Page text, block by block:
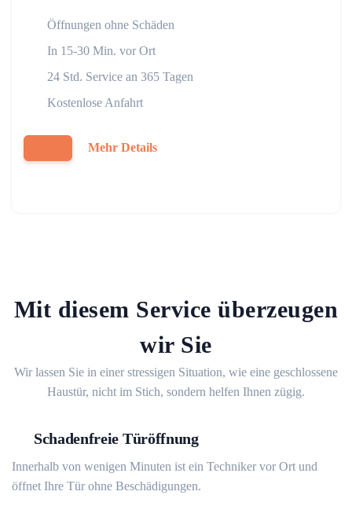
Öffnungen ohne Schäden
In 15-30 Min. vor Ort
24 Std. Service an 365 Tagen
Kostenlose Anfahrt
Mehr Details
Mit diesem Service überzeugen
wir Sie
Wir lassen Sie in einer stressigen Situation, wie eine geschlossene
Haustür, nicht im Stich, sondern helfen Ihnen zügig.
Schadenfreie Türöffnung
Innerhalb von wenigen Minuten ist ein Techniker vor Ort und
öffnet Ihre Tür ohne Beschädigungen.